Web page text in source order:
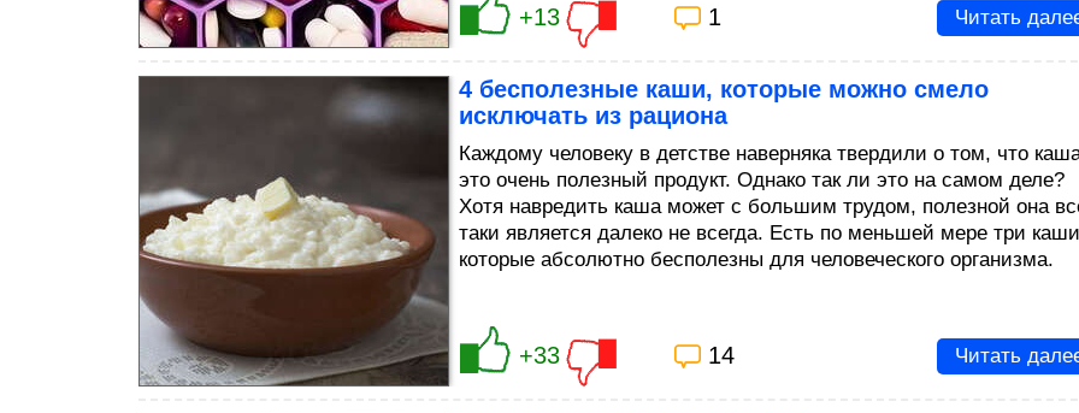
+13 1 Читать
4 бесполезные каши, которые можно смело
исключать из рациона
Каждому человеку в детстве наверняка твердили о том, что
это очень полезный продукт. Однако так ли это на самом деле?
Хотя навредить каша может с большим трудом, полезной она
таки является далеко не всегда. Есть по меньшей мере три
которые абсолютно бесполезны для человеческого организма.
+33 14 Читать